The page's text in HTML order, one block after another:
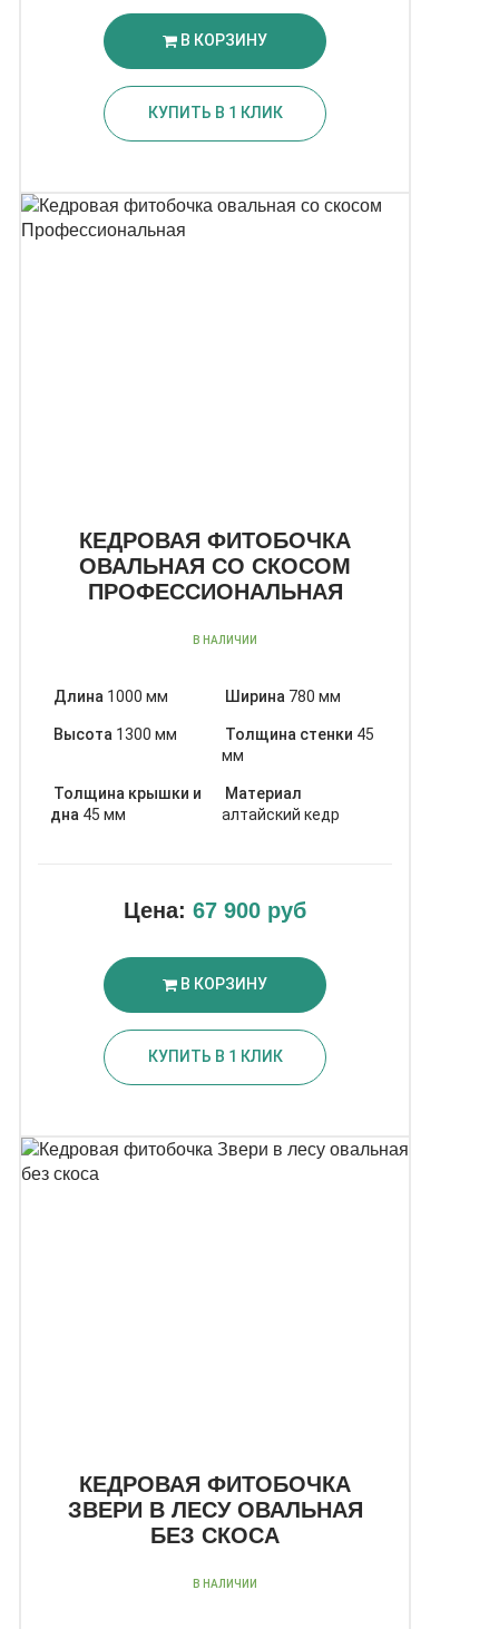
В КОРЗИНУ
КУПИТЬ В 1 КЛИК
КЕДРОВАЯ ФИТОБОЧКА
ОВАЛЬНАЯ СО СКОСОМ
ПРОФЕССИОНАЛЬНАЯ
В НАЛИЧИИ
Длина 1000 мм Ширина 780 мм
Высота 1300 мм Толщина стенки 45
мм
Толщина крышки и
дна 45 мм
Материал
алтайский кедр
Цена: 67 900 руб
В КОРЗИНУ
КУПИТЬ В 1 КЛИК
КЕДРОВАЯ ФИТОБОЧКА
ЗВЕРИ В ЛЕСУ ОВАЛЬНАЯ
БЕЗ СКОСА
В НАЛИЧИИ